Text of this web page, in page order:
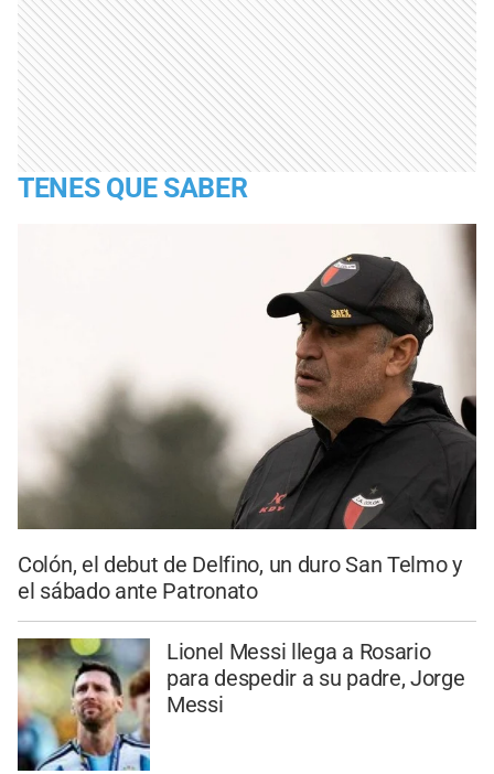
TENES QUE SABER
Colón, el debut de Delfino, un duro San Telmo y
el sábado ante Patronato
Lionel Messi llega a Rosario
para despedir a su padre, Jorge
Messi